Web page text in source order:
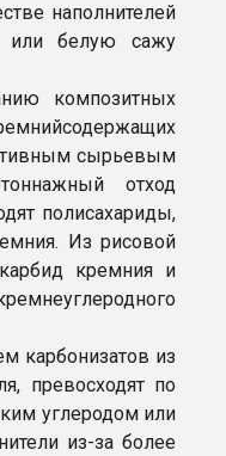
наполнителей
или белую сажу
композитных
сырьевым
отход
полисахариды,
Из рисовой
кремния и
карбонизатов из
превосходят по
углеродом или
из-за более